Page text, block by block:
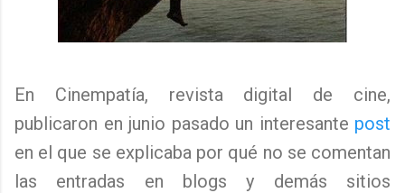
En Cinempatía, revista digital de cine,
publicaron en junio pasado un interesante post
en el que se explicaba por qué no se comentan
las entradas en blogs y demás sitios